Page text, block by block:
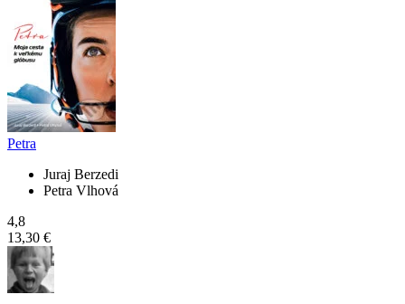
Petra
Juraj Berzedi
Petra Vlhová
4,8
13,30 €